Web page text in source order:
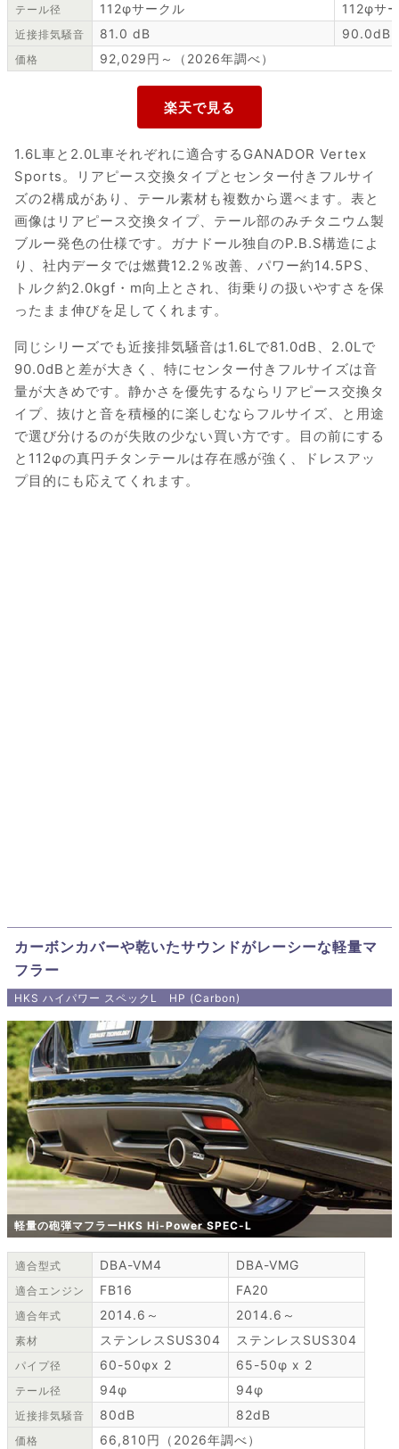
テール径 112φサークル 112φサ
近接排気騒音 81.0 dB 90.0dB
価格 92,029円～（2026年調べ）
1.6L車と2.0L車それぞれに適合するGANADOR Vertex
Sports。リアピース交換タイプとセンター付きフルサイ
ズの2構成があり、テール素材も複数から選べます。表と
画像はリアピース交換タイプ、テール部のみチタニウム製
ブルー発色の仕様です。ガナドール独自のP.B.S構造によ
り、社内データでは燃費12.2％改善、パワー約14.5PS、
トルク約2.0kgf・m向上とされ、街乗りの扱いやすさを保
ったまま伸びを足してくれます。
同じシリーズでも近接排気騒音は1.6Lで81.0dB、2.0Lで
90.0dBと差が大きく、特にセンター付きフルサイズは音
量が大きめです。静かさを優先するならリアピース交換タ
イプ、抜けと音を積極的に楽しむならフルサイズ、と用途
で選び分けるのが失敗の少ない買い方です。目の前にする
と112φの真円チタンテールは存在感が強く、ドレスアッ
プ目的にも応えてくれます。
カーボンカバーや乾いたサウンドがレーシーな軽量マ
フラー
HKS ハイパワー スペックL HP (Carbon)
軽量の砲弾マフラーHKS Hi-Power SPEC-L
適合型式 DBA-VM4 DBA-VMG
適合エンジン FB16 FA20
適合年式 2014.6～ 2014.6～
素材 ステンレスSUS304 ステンレスSUS304
パイプ径 60-50φx 2 65-50φ x 2
テール径 94φ 94φ
近接排気騒音 80dB 82dB
価格 66,810円（2026年調べ）